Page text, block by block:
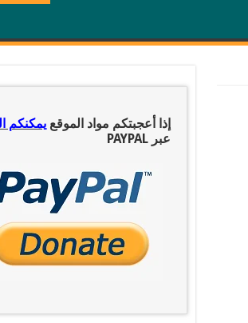
إذا أعجبتكم مواد الموقع يمكنكم
عبر PAYPAL